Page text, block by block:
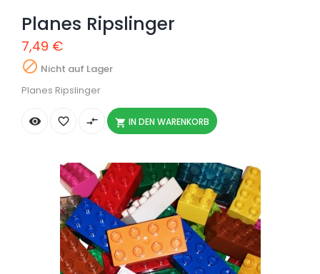
Planes Ripslinger
7,49 €
 Nicht auf Lager
Planes Ripslinger
  compare_arrows  IN DEN WARENKORB